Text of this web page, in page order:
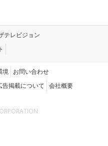
テレビジョン
境 お問い合わせ
告掲載について 会社概要